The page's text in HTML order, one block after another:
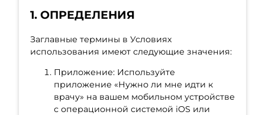
1. ОПРЕДЕЛЕНИЯ
Заглавные термины в Условиях
использования имеют следующие значения:
Приложение: Используйте
приложение «Нужно ли мне идти к
врачу» на вашем мобильном устройстве
с операционной системой iOS или